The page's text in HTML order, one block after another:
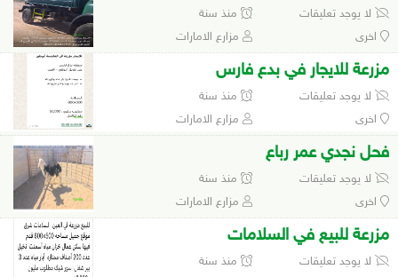
لا يوجد تعليقات
منذ سنة
اخرى
مزارع الامارات
مزرعة للايجار في بدع فارس
لا يوجد تعليقات
منذ سنة
اخرى
مزارع الامارات
فحل نجدي عمر رباع
لا يوجد تعليقات
منذ سنة
اخرى
مزارع الامارات
مزرعة للبيع في السلامات
لا يوجد تعليقات
منذ سنة